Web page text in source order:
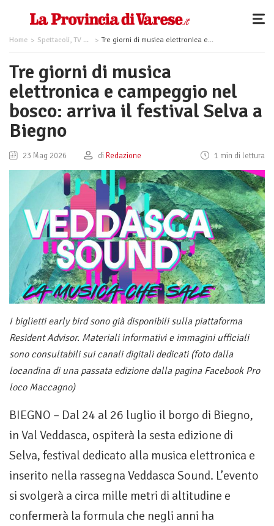
Home Spettacoli, TV e Musica Tre giorni di musica elettronica e campeggio nel bosco: arriva il festival Selva a Biegno
Tre giorni di musica
elettronica e campeggio nel
bosco: arriva il festival Selva a
Biegno
23 Mag 2026 di Redazione 1 min di lettura
I biglietti early bird sono già disponibili sulla piattaforma
Resident Advisor. Materiali informativi e immagini ufficiali
sono consultabili sui canali digitali dedicati (foto dalla
locandina di una passata edizione dalla pagina Facebook Pro
loco Maccagno)
BIEGNO – Dal 24 al 26 luglio il borgo di Biegno,
in Val Veddasca, ospiterà la sesta edizione di
Selva, festival dedicato alla musica elettronica e
inserito nella rassegna Veddasca Sound. L’evento
si svolgerà a circa mille metri di altitudine e
confermerà la formula che negli anni ha